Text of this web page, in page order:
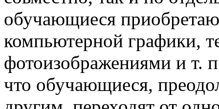
обучающиеся
компьютерной графики,
фотоизображениями и т.
что обучающиеся,